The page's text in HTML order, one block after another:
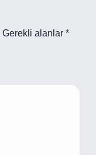
Gerekli alanlar *